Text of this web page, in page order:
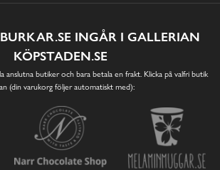
INGÅR I GALLERIAN
KÖPSTADEN.SE
anslutna butiker och bara betala en frakt. Klicka på valfri butik
(din varukorg följer automatiskt med):